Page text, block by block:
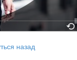
назад